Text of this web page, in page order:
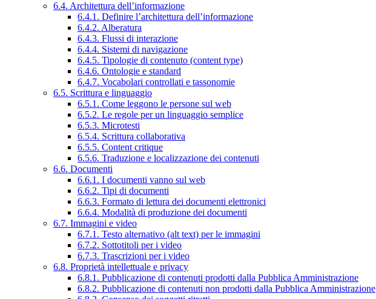
6.4. Architettura dell’informazione
6.4.1. Definire l’architettura dell’informazione
6.4.2. Alberatura
6.4.3. Flussi di interazione
6.4.4. Sistemi di navigazione
6.4.5. Tipologie di contenuto (content type)
6.4.6. Ontologie e standard
6.4.7. Vocabolari controllati e tassonomie
6.5. Scrittura e linguaggio
6.5.1. Come leggono le persone sul web
6.5.2. Le regole per un linguaggio semplice
6.5.3. Microtesti
6.5.4. Scrittura collaborativa
6.5.5. Content critique
6.5.6. Traduzione e localizzazione dei contenuti
6.6. Documenti
6.6.1. I documenti vanno sul web
6.6.2. Tipi di documenti
6.6.3. Formato di lettura dei documenti elettronici
6.6.4. Modalità di produzione dei documenti
6.7. Immagini e video
6.7.1. Testo alternativo (alt text) per le immagini
6.7.2. Sottotitoli per i video
6.7.3. Trascrizioni per i video
6.8. Proprietà intellettuale e privacy
6.8.1. Pubblicazione di contenuti prodotti dalla Pubblica Amministrazione
6.8.2. Pubblicazione di contenuti non prodotti dalla Pubblica Amministrazione